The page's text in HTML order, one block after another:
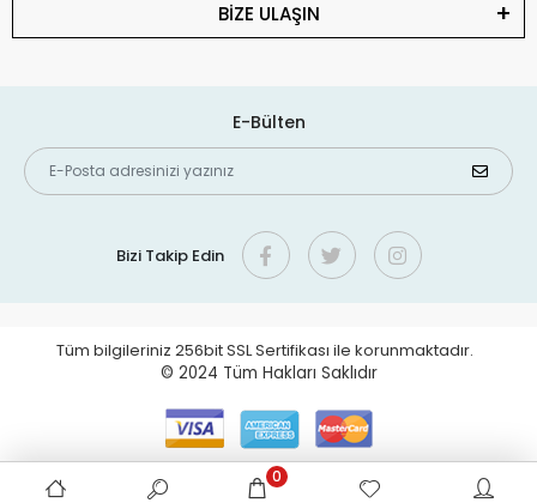
BİZE ULAŞIN
E-Bülten
Bizi Takip Edin
Tüm bilgileriniz 256bit SSL Sertifikası ile korunmaktadır.
© 2024 Tüm Hakları Saklıdır
0